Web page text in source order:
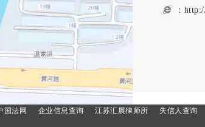
：
国法网 企业信息查询 江苏汇展律师所 失信人查询